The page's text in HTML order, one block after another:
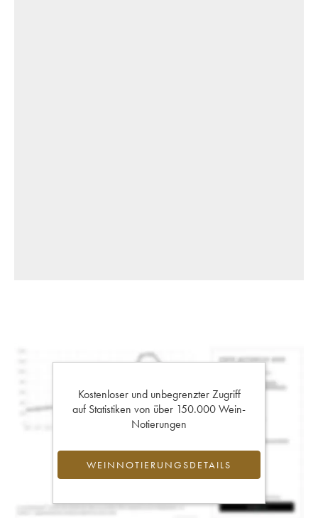
Kostenloser und unbegrenzter Zugriff
auf Statistiken von über 150.000 Wein-
Notierungen
WEINNOTIERUNGSDETAILS